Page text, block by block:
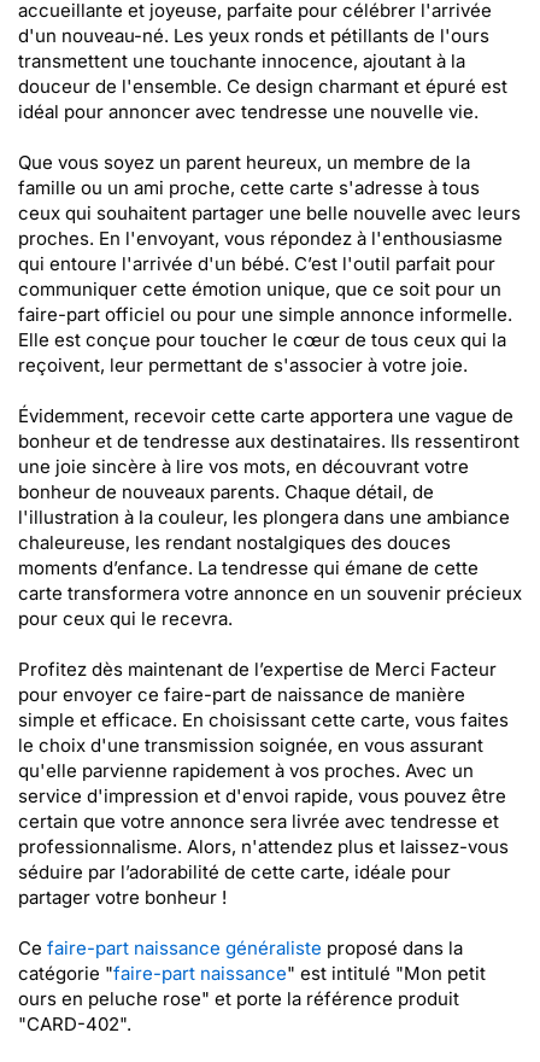
accueillante et joyeuse, parfaite pour célébrer l'arrivée
d'un nouveau-né. Les yeux ronds et pétillants de l'ours
transmettent une touchante innocence, ajoutant à la
douceur de l'ensemble. Ce design charmant et épuré est
idéal pour annoncer avec tendresse une nouvelle vie.
Que vous soyez un parent heureux, un membre de la
famille ou un ami proche, cette carte s'adresse à tous
ceux qui souhaitent partager une belle nouvelle avec leurs
proches. En l'envoyant, vous répondez à l'enthousiasme
qui entoure l'arrivée d'un bébé. C’est l'outil parfait pour
communiquer cette émotion unique, que ce soit pour un
faire-part officiel ou pour une simple annonce informelle.
Elle est conçue pour toucher le cœur de tous ceux qui la
reçoivent, leur permettant de s'associer à votre joie.
Évidemment, recevoir cette carte apportera une vague de
bonheur et de tendresse aux destinataires. Ils ressentiront
une joie sincère à lire vos mots, en découvrant votre
bonheur de nouveaux parents. Chaque détail, de
l'illustration à la couleur, les plongera dans une ambiance
chaleureuse, les rendant nostalgiques des douces
moments d’enfance. La tendresse qui émane de cette
carte transformera votre annonce en un souvenir précieux
pour ceux qui le recevra.
Profitez dès maintenant de l’expertise de Merci Facteur
pour envoyer ce faire-part de naissance de manière
simple et efficace. En choisissant cette carte, vous faites
le choix d'une transmission soignée, en vous assurant
qu'elle parvienne rapidement à vos proches. Avec un
service d'impression et d'envoi rapide, vous pouvez être
certain que votre annonce sera livrée avec tendresse et
professionnalisme. Alors, n'attendez plus et laissez-vous
séduire par l’adorabilité de cette carte, idéale pour
partager votre bonheur !
Ce faire-part naissance généraliste proposé dans la
catégorie "faire-part naissance" est intitulé "Mon petit
ours en peluche rose" et porte la référence produit
"CARD-402".